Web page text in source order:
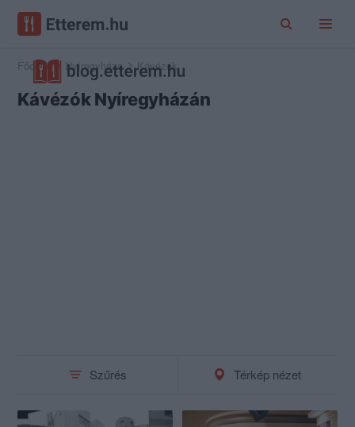
Főoldal Nyíregyháza Kávézók
Kávézók Nyíregyházán
Szűrés Térkép nézet